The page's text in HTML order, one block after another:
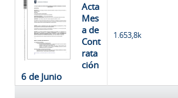
Acta
Mes
a de
Cont
rata
ción
6 de Junio
1.653,8k